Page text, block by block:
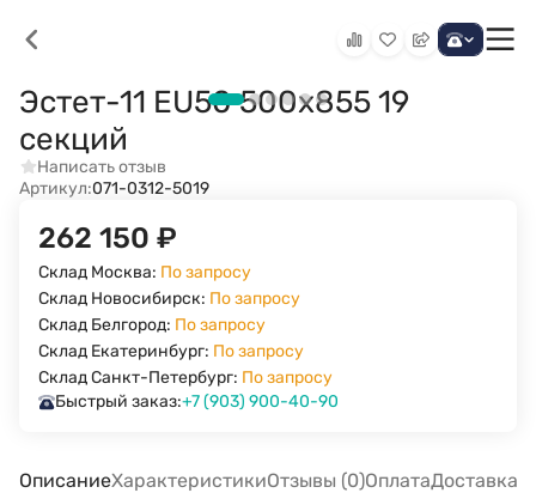
Эстет-11 EU50 500х855 19
секций
Написать отзыв
Артикул:071-0312-5019
262 150 ₽
Склад Москва: По запросу
Склад Новосибирск: По запросу
Склад Белгород: По запросу
Склад Екатеринбург: По запросу
Склад Санкт-Петербург: По запросу
Быстрый заказ:+7 (903) 900-40-90
ОписаниеХарактеристикиОтзывы (0)ОплатаДоставка